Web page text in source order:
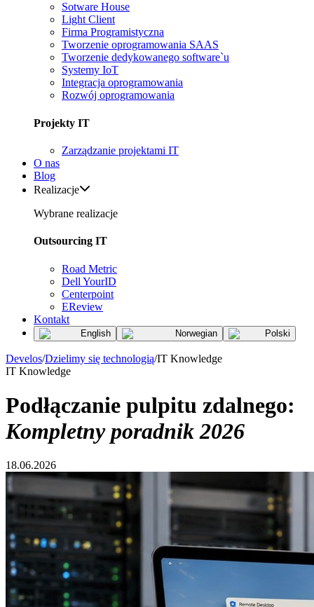
Sotware House
Light Client
Firma Programistyczna
Tworzenie oprogramowania SAAS
Tworzenie dedykowanego software`u
Systemy IoT
Integracja oprogramowania
Rozwój oprogramowania
Projekty IT
Zarządzanie projektami IT
O nas
Blog
Realizacje
Wybrane realizacje
Outsourcing IT
Road Metric
Dell YourID
Centerpoint
EReview
Kontakt
English Norwegian Polski
Develos/Dzielimy się technologią/IT Knowledge
IT Knowledge
Podłączanie pulpitu zdalnego:
Kompletny poradnik 2026
18.06.2026